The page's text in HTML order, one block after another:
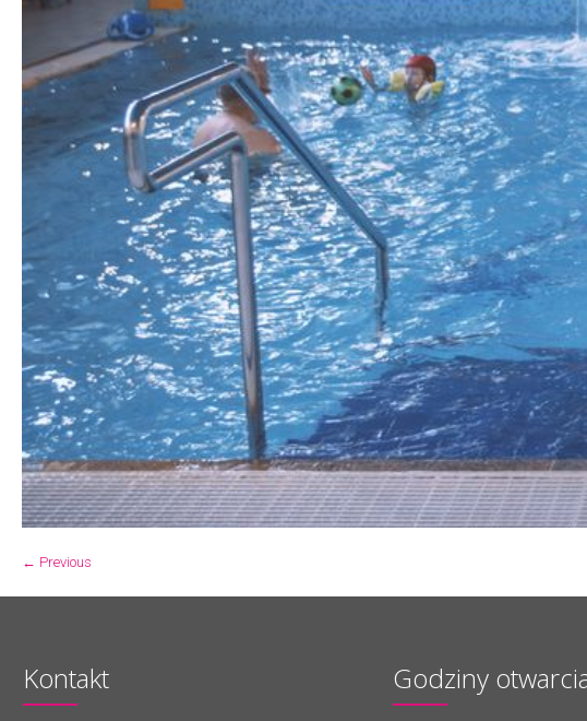
← Previous
Kontakt Godziny